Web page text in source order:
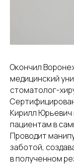
Окончил
медицинский
стоматолог-
Кирилл Юрьевич
пациентам в
Проводит
заботой,
в полученном